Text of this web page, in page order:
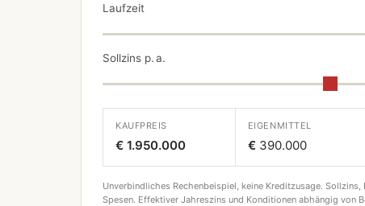
Laufzeit
Sollzins p. a.
KAUFPREIS
€ 1.950.000
EIGENMITTEL
€ 390.000
Unverbindliches Rechenbeispiel, keine Kreditzusage.
Spesen. Effektiver Jahreszins und Konditionen abhängig von